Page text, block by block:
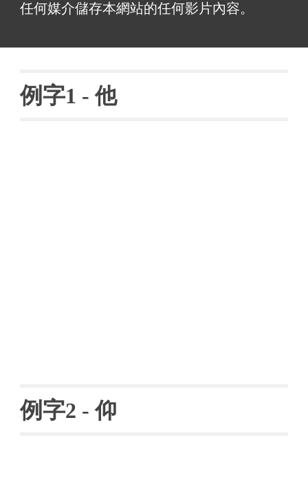
任何媒介儲存本網站的任何影片內容。
例字1 - 他
例字2 - 仰